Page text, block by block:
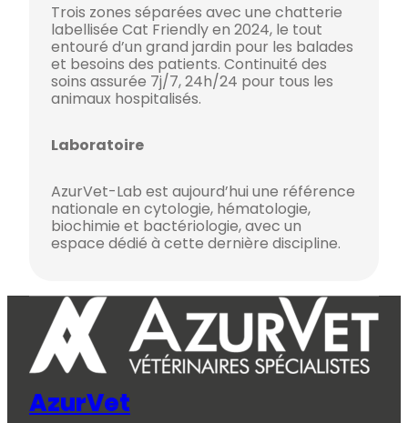
Trois zones séparées avec une chatterie
labellisée Cat Friendly en 2024, le tout
entouré d’un grand jardin pour les balades
et besoins des patients. Continuité des
soins assurée 7j/7, 24h/24 pour tous les
animaux hospitalisés.
Laboratoire
AzurVet-Lab est aujourd’hui une référence
nationale en cytologie, hématologie,
biochimie et bactériologie, avec un
espace dédié à cette dernière discipline.
AzurVet